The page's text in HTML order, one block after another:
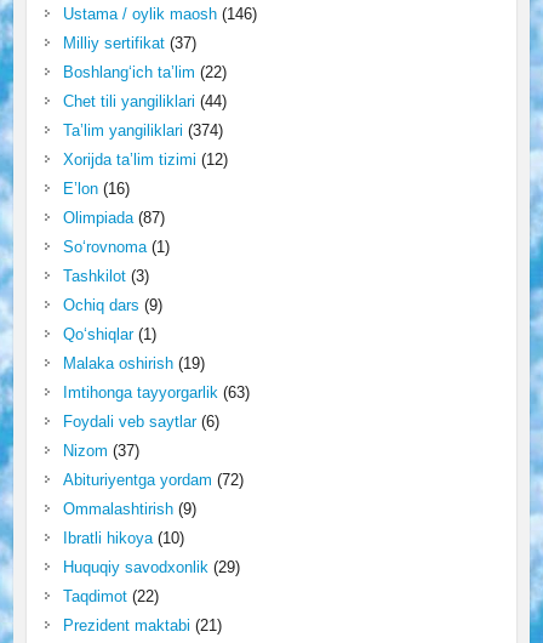
Ustama / oylik maosh(146)
Milliy sertifikat(37)
Boshlang‘ich ta’lim (22)
Chet tili yangiliklari (44)
Ta’lim yangiliklari (374)
Xorijda ta’lim tizimi (12)
E’lon(16)
Olimpiada(87)
So‘rovnoma(1)
Tashkilot(3)
Ochiq dars (9)
Qo‘shiqlar(1)
Malaka oshirish(19)
Imtihonga tayyorgarlik(63)
Foydali veb saytlar(6)
Nizom (37)
Abituriyentga yordam (72)
Ommalashtirish(9)
Ibratli hikoya(10)
Huquqiy savodxonlik(29)
Taqdimot(22)
Prezident maktabi (21)